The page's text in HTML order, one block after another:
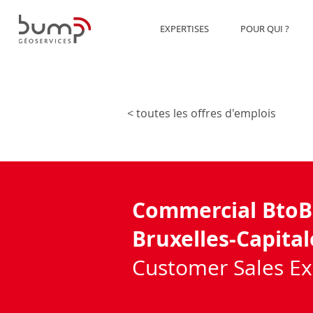
EXPERTISES POUR QUI ?
< toutes les offres d'emplois
Commercial
Bruxelles-
Customer Sales